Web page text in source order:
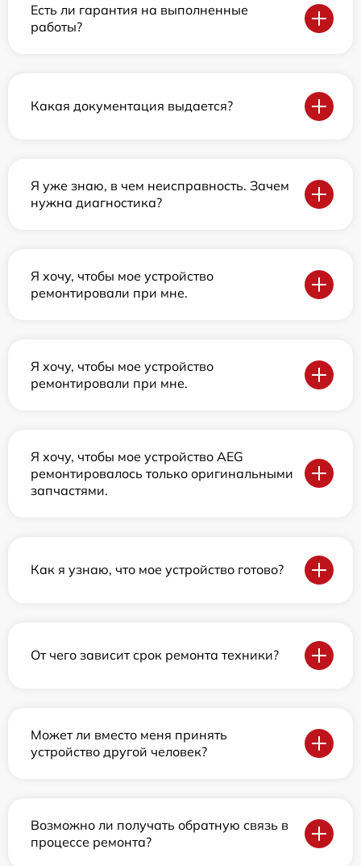
Есть ли гарантия на выполненные
работы?
Какая документация выдается?
Я уже знаю, в чем неисправность. Зачем
нужна диагностика?
Я хочу, чтобы мое устройство
ремонтировали при мне.
Я хочу, чтобы мое устройство
ремонтировали при мне.
Я хочу, чтобы мое устройство AEG
ремонтировалось только оригинальными
запчастями.
Как я узнаю, что мое устройство готово?
От чего зависит срок ремонта техники?
Может ли вместо меня принять
устройство другой человек?
Возможно ли получать обратную связь в
процессе ремонта?